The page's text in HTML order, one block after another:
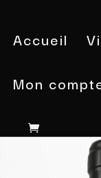
Accueil
Mon